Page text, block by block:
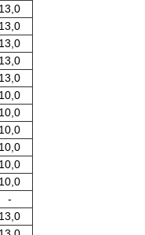
13,0
13,0
13,0
13,0
13,0
10,0
10,0
10,0
10,0
10,0
10,0
-
13,0